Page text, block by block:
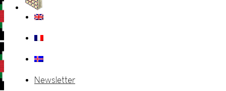
Newsletter